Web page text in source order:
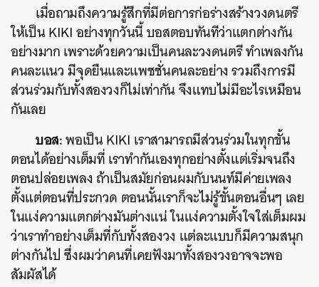
เมื่อถามถึงความรู้สึกที่มีต่อการก่อร่างสร้างวงดนตรี
ให้เป็น KIKI อย่างทุกวันนี้ บอสตอบทันทีว่าแตกต่างกัน
อย่างมาก เพราะด้วยความเป็นคนละวงดนตรี ทำเพลงกัน
คนละแนว มีจุดยืนและแพชชั่นคนละอย่าง รวมถึงการมี
ส่วนร่วมกับทั้งสองวงก็ไม่เท่ากัน จึงแทบไม่มีอะไรเหมือน
กันเลย
บอส:พอเป็น KIKI เราสามารถมีส่วนร่วมในทุกขั้น
ตอนได้อย่างเต็มที่ เราทำกันเองทุกอย่างตั้งแต่เริ่มจนถึง
ตอนปล่อยเพลง ถ้าเป็นสมัยก่อนผมกับนนท์มีค่ายเพลง
ตั้งแต่ตอนที่ประกวด ตอนนั้นเราก็จะไม่รู้ขั้นตอนอื่นๆ เลย
ในแง่ความแตกต่างมันต่างแน่ ในแง่ความตั้งใจใส่เต็มผม
ว่าเราทำอย่างเต็มที่กับทั้งสองวง แต่ละแบบก็มีความสนุก
ต่างกันไป ซึ่งผมว่าคนที่เคยฟังมาทั้งสองวงอาจจะพอ
สัมผัสได้